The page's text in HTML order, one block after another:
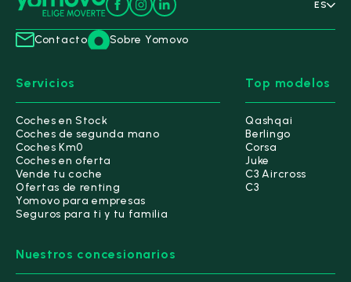
ES
Contacto Sobre Yomovo
Servicios
Coches en Stock
Coches de segunda mano
Coches Km0
Coches en oferta
Vende tu coche
Ofertas de renting
Yomovo para empresas
Seguros para ti y tu familia
Top modelos
Qashqai
Berlingo
Corsa
Juke
C3 Aircross
C3
Nuestros concesionarios